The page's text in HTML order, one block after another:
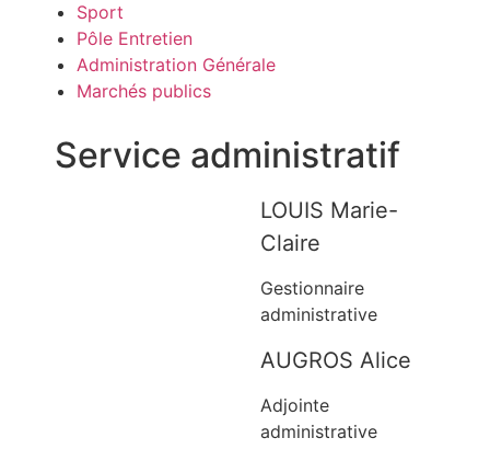
Sport
Pôle Entretien
Administration Générale
Marchés publics
Service administratif
LOUIS Marie-
Claire
Gestionnaire
administrative
AUGROS Alice
Adjointe
administrative